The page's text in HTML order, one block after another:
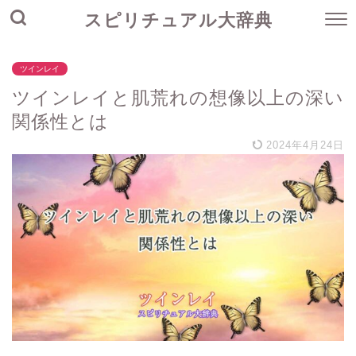
スピリチュアル大辞典
ツインレイ
ツインレイと肌荒れの想像以上の深い
関係性とは
2024年4月24日